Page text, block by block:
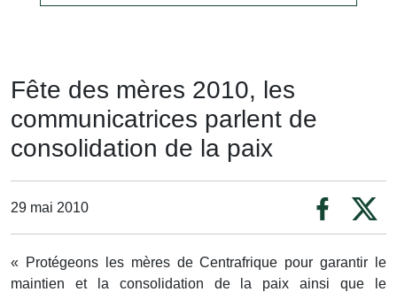
Fête des mères 2010, les
communicatrices parlent de
consolidation de la paix
29 mai 2010
« Protégeons les mères de Centrafrique pour garantir le
maintien et la consolidation de la paix ainsi que le